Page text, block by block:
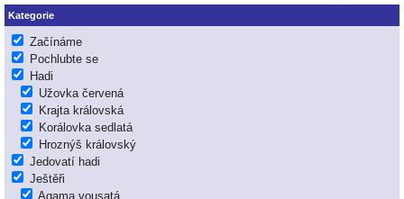
Kategorie
Začínáme
Pochlubte se
Hadi
Užovka červená
Krajta královská
Korálovka sedlatá
Hroznýš královský
Jedovatí hadi
Ještěři
Agama vousatá